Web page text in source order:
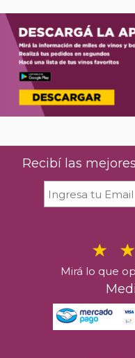
Recibí las
Mirá lo que